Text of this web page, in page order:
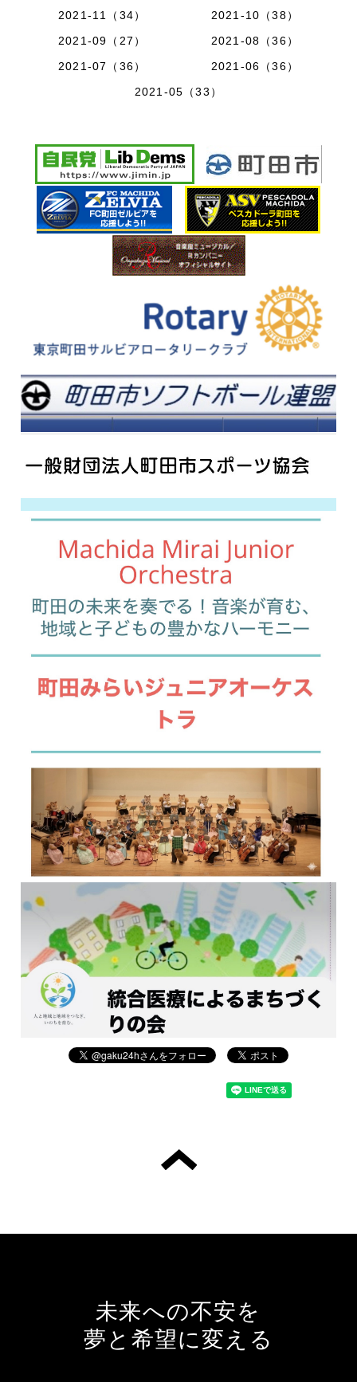
2021-11（34）
2021-10（38）
2021-09（27）
2021-08（36）
2021-07（36）
2021-06（36）
2021-05（33）
未来への不安を
夢と希望に変える